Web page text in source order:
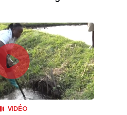
VIDÉO